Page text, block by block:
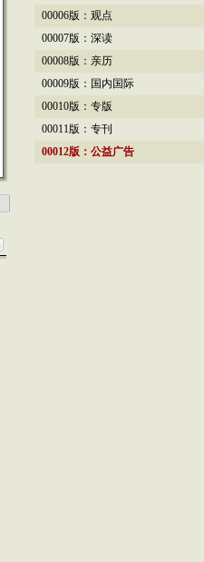
00006版：观点
00007版：深读
00008版：亲历
00009版：国内国际
00010版：专版
00011版：专刊
00012版：公益广告